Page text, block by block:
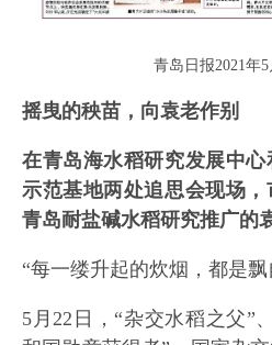
青岛日报2021年5
摇曳的秧苗，向袁老作别
在青岛海水稻研究发展中
示范基地两处追思会现场
青岛耐盐碱水稻研究推广的
“每一缕升起的炊烟，都是
5月22日，“杂交水稻之父”